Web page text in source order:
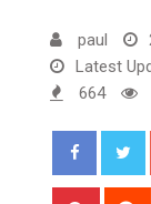
paul
Latest
664
Pinterest